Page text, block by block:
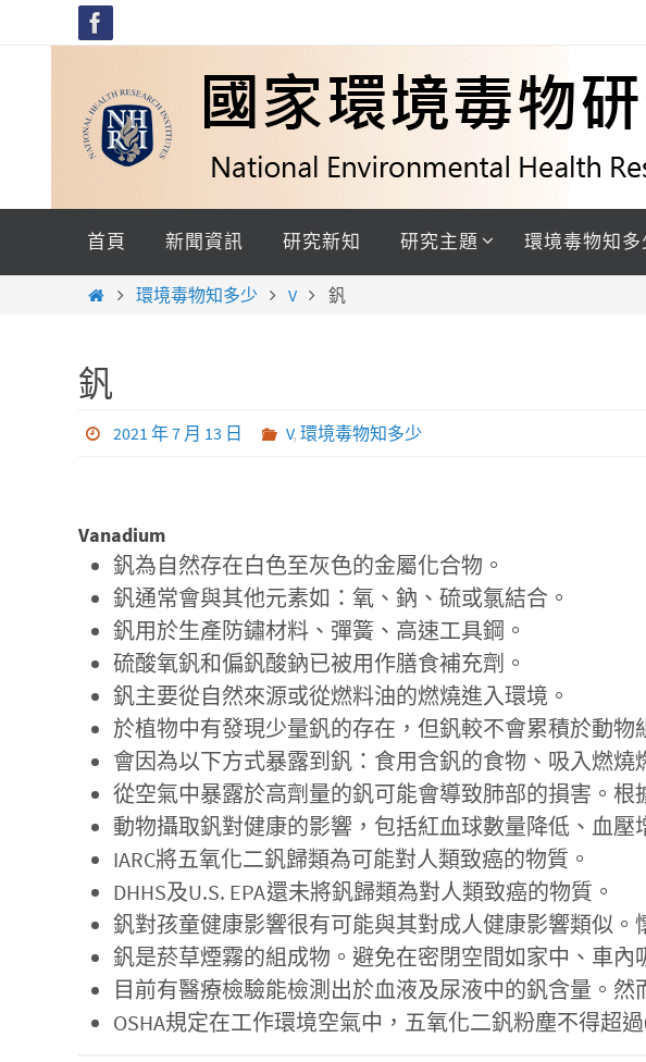
content
首頁 新聞資訊 研究新知 研究主題 環境毒物知多
Home環境毒物知多少 V 釩
釩
2021 年 7 月 13 日 V, 環境毒物知多少
Vanadium
釩為自然存在白色至灰色的金屬化合物。
釩通常會與其他元素如：氧、鈉、硫或氯結合。
釩用於生產防鏽材料、彈簧、高速工具鋼。
硫酸氧釩和偏釩酸鈉已被用作膳食補充劑。
釩主要從自然來源或從燃料油的燃燒進入環境。
於植物中有發現少量釩的存在，但釩較不會累積於動物
會因為以下方式暴露到釩：食用含釩的食物、吸入燃
從空氣中暴露於高劑量的釩可能會導致肺部的損害。
動物攝取釩對健康的影響，包括紅血球數量降低、血壓
IARC將五氧化二釩歸類為可能對人類致癌的物質。
DHHS及U.S. EPA還未將釩歸類為對人類致癌的物質。
釩對孩童健康影響很有可能與其對成人健康影響類似
釩是菸草煙霧的組成物。避免在密閉空間如家中、車內
目前有醫療檢驗能檢測出於血液及尿液中的釩含量。
OSHA規定在工作環境空氣中，五氧化二釩粉塵不得超